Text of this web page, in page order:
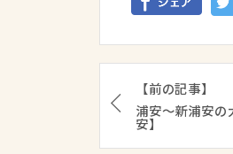
【前の記事】
浦安〜新浦安の
安】